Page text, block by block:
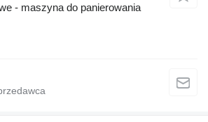
- maszyna do panierowania